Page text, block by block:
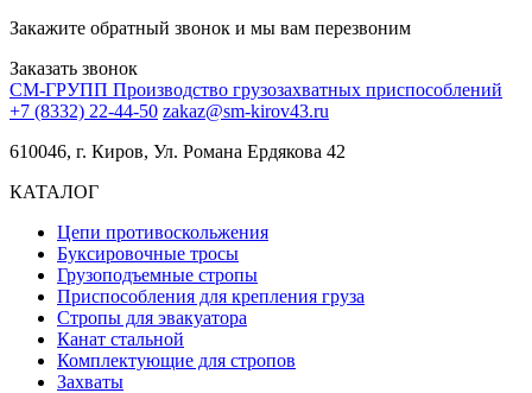
Закажите обратный звонок и мы вам перезвоним
Заказать звонок
СМ-ГРУПП Производство грузозахватных приспособлений
+7 (8332) 22-44-50 zakaz@sm-kirov43.ru
610046, г. Киров, Ул. Романа Ердякова 42
КАТАЛОГ
Цепи противоскольжения
Буксировочные тросы
Грузоподъемные стропы
Приспособления для крепления груза
Стропы для эвакуатора
Канат стальной
Комплектующие для стропов
Захваты